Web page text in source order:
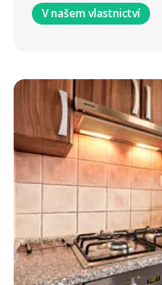
V našem vlastnictví